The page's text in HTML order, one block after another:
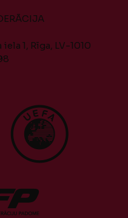
1, Rīga, LV-1010